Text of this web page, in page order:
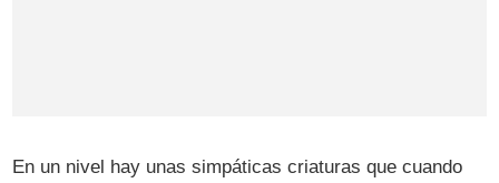
En un nivel hay unas simpáticas criaturas que cuando